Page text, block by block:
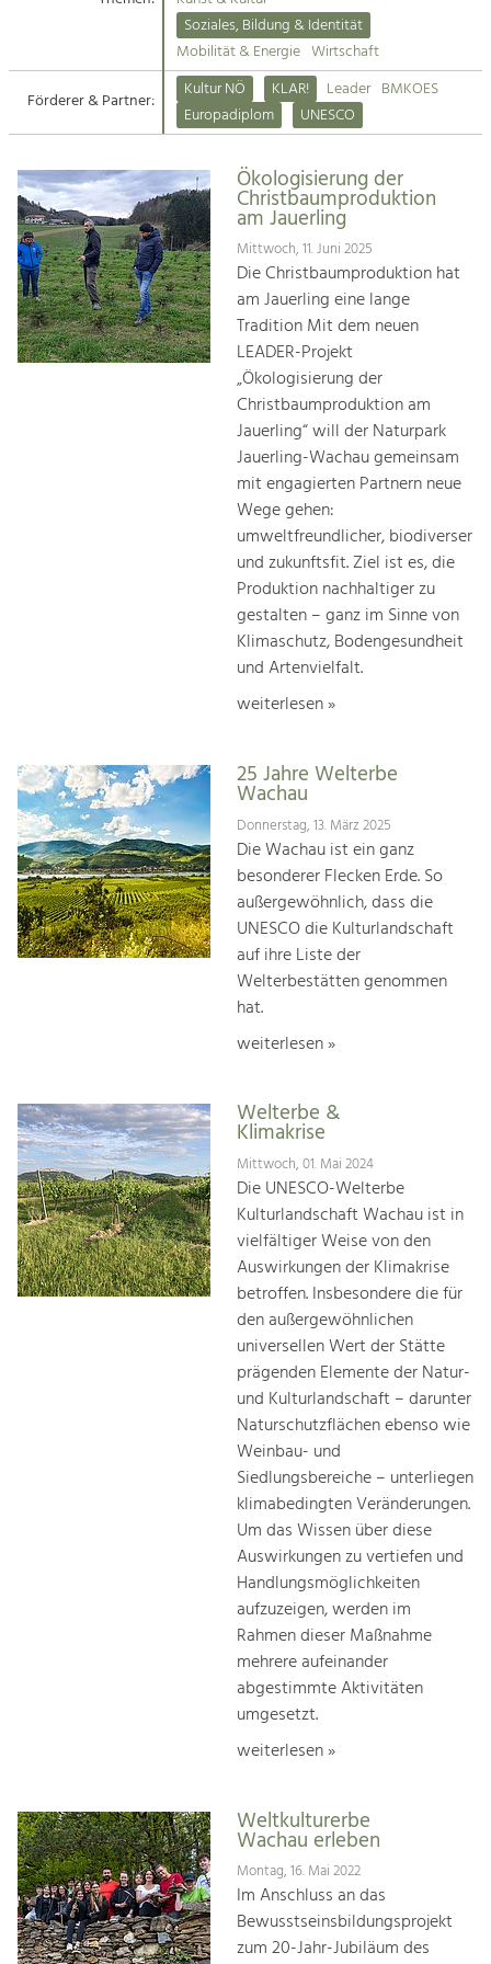
Suche
Impressum
Kontakt
Angebotsentwicklung und
Handwerk, Wissenschaft und Forschung.
Soziales, Bildung &
Identität
Gleichberechtigung, Jugend und
Integration
Mobilität & Energie
Klimawandel, öffentlicher Verkehr und
Steigerung regionaler Wertschöpfung
Soziales, Bildung & Identität
Mobilität & Energie Wirtschaft
Förderer & Partner:
Kultur NÖ KLAR! Leader BMKOES
Europadiplom
UNESCO
Ökologisierung der
Christbaumproduktion
am Jauerling
Mittwoch, 11. Juni 2025
Die Christbaumproduktion hat
am Jauerling eine lange
Tradition Mit dem neuen
LEADER-Projekt
„Ökologisierung der
Christbaumproduktion am
Jauerling“ will der Naturpark
Jauerling-Wachau gemeinsam
mit engagierten Partnern neue
Wege gehen:
umweltfreundlicher, biodiverser
und zukunftsfit. Ziel ist es, die
Produktion nachhaltiger zu
gestalten – ganz im Sinne von
Klimaschutz, Bodengesundheit
und Artenvielfalt.
weiterlesen »
25 Jahre Welterbe
Wachau
Donnerstag, 13. März 2025
Die Wachau ist ein ganz
besonderer Flecken Erde. So
außergewöhnlich, dass die
UNESCO die Kulturlandschaft
auf ihre Liste der
Welterbestätten genommen
hat.
weiterlesen »
Welterbe &
Klimakrise
Mittwoch, 01. Mai 2024
Die UNESCO-Welterbe
Kulturlandschaft Wachau ist in
vielfältiger Weise von den
Auswirkungen der Klimakrise
betroffen. Insbesondere die für
den außergewöhnlichen
universellen Wert der Stätte
prägenden Elemente der Natur-
und Kulturlandschaft – darunter
Naturschutzflächen ebenso wie
Weinbau- und
Siedlungsbereiche – unterliegen
klimabedingten Veränderungen.
Um das Wissen über diese
Auswirkungen zu vertiefen und
Handlungsmöglichkeiten
aufzuzeigen, werden im
Rahmen dieser Maßnahme
mehrere aufeinander
abgestimmte Aktivitäten
umgesetzt.
weiterlesen »
Weltkulturerbe
Wachau erleben
Montag, 16. Mai 2022
Im Anschluss an das
Bewusstseinsbildungsprojekt
zum 20-Jahr-Jubiläum des